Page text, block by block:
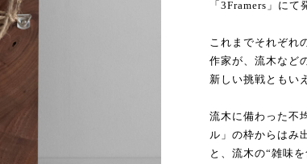
「3Framers」にて
これまでそれぞれ
作家が、流木など
新しい挑戦ともい
流木に備わった不
ル」の枠からはみ
と、流木の“雑味